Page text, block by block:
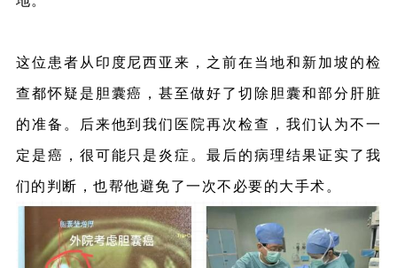
这位患者从印度尼西亚来，之前在当地和新加坡的检
查都怀疑是胆囊癌，甚至做好了切除胆囊和部分肝脏
的准备。后来他到我们医院再次检查，我们认为不一
定是癌，很可能只是炎症。最后的病理结果证实了我
们的判断，也帮他避免了一次不必要的大手术。